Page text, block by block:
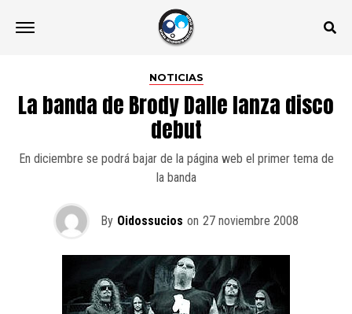
NOTICIAS
La banda de Brody Dalle lanza disco
debut
En diciembre se podrá bajar de la página web el primer tema de
la banda
By Oidossucios on 27 noviembre 2008